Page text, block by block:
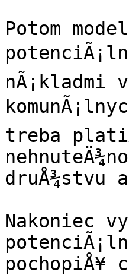
Potom
nÃ¡kladmi
treba
druÅ¾stvu
Nakoniec
pochopiÅ¥